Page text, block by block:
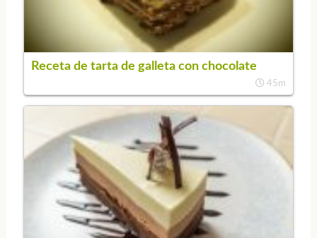
Receta de tarta de galleta con chocolate
45m